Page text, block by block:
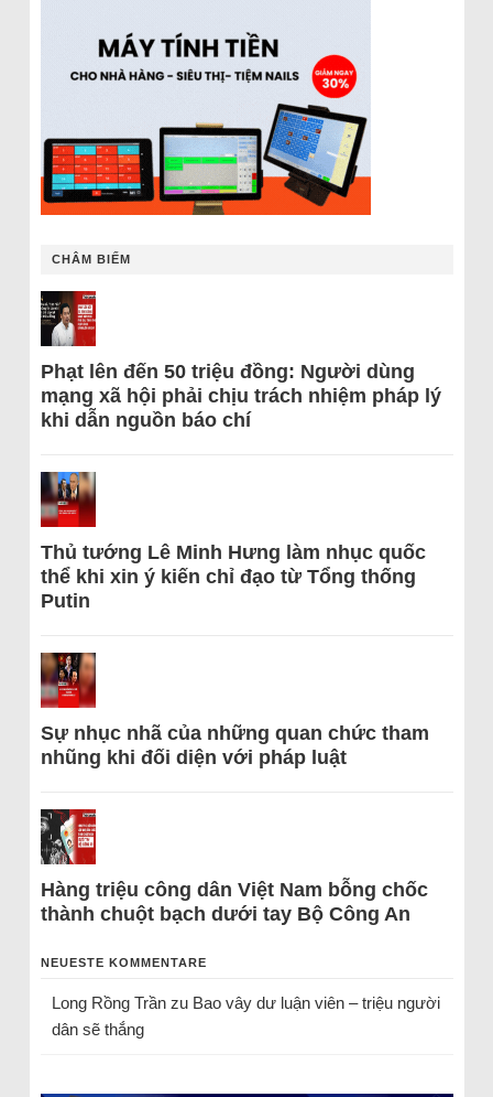
CHÂM BIẾM
Phạt lên đến 50 triệu đồng: Người dùng
mạng xã hội phải chịu trách nhiệm pháp lý
khi dẫn nguồn báo chí
Thủ tướng Lê Minh Hưng làm nhục quốc
thể khi xin ý kiến chỉ đạo từ Tổng thống
Putin
Sự nhục nhã của những quan chức tham
nhũng khi đối diện với pháp luật
Hàng triệu công dân Việt Nam bỗng chốc
thành chuột bạch dưới tay Bộ Công An
NEUESTE KOMMENTARE
Long Rồng Trầnzu Bao vây dư luận viên – triệu người
dân sẽ thắng